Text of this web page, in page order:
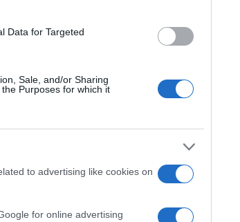
Data for Targeted
Sale, and/or Sharing
Purposes for which it
to advertising like cookies on
for online advertising